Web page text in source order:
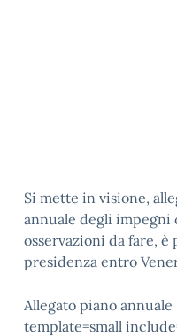
Ai
Si mette in visione,
annuale degli impegni
osservazioni da fare,
presidenza entro
Allegato piano
template=small